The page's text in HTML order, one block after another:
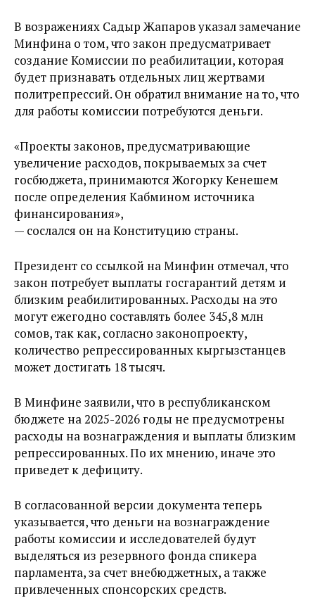
В возражениях Садыр Жапаров указал замечание
Минфина о том, что закон предусматривает
создание Комиссии по реабилитации, которая
будет признавать отдельных лиц жертвами
политрепрессий. Он обратил внимание на то, что
для работы комиссии потребуются деньги.
«Проекты законов, предусматривающие
увеличение расходов, покрываемых за счет
госбюджета, принимаются Жогорку Кенешем
после определения Кабмином источника
финансирования»,
— сослался он на Конституцию страны.
Президент со ссылкой на Минфин отмечал, что
закон потребует выплаты госгарантий детям и
близким реабилитированных. Расходы на это
могут ежегодно составлять более 345,8 млн
сомов, так как, согласно законопроекту,
количество репрессированных кыргызстанцев
может достигать 18 тысяч.
В Минфине заявили, что в республиканском
бюджете на 2025-2026 годы не предусмотрены
расходы на вознаграждения и выплаты близким
репрессированных. По их мнению, иначе это
приведет к дефициту.
В согласованной версии документа теперь
указывается, что деньги на вознаграждение
работы комиссии и исследователей будут
выделяться из резервного фонда спикера
парламента, за счет внебюджетных, а также
привлеченных спонсорских средств.